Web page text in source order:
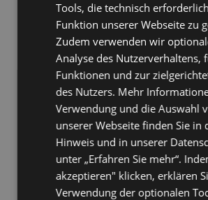
SecurityUpdate
03.2019
Ready for Exchange 2013
SecurityUpdate
03.2019
Ready for Exchange
(KB4345836)
04.2019
Ready for Exchange
SecurityUpdate
(KB4491413)
03.2019
Ready for Exchange
(KB4487052)
03.2019
Ready for Outlook 2019
03.2019
(KB4462196)
03.2019
Ready for Outlook 2013
Tools, die technisch
Funktion unserer Webseite zu
Zudem verwenden wir
Analyse des Nutzerverhaltens,
Funktionen und zur
des Nutzers. Mehr
Verwendung und die Auswahl
unserer Webseite finden Sie in
Hinweis und in unserer
unter „Erfahren Sie mehr“.
akzeptieren" klicken, erklären
Verwendung der optionalen